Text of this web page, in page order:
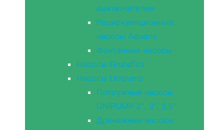
выключателем
Рециркуляционные
насосы Aquario
Фонтанные насосы
Насосы Grundfos
Насосы Unipump
Погружные насосы
UNIPUMP 2″, 3″, 3,5″
Дренажные насосы